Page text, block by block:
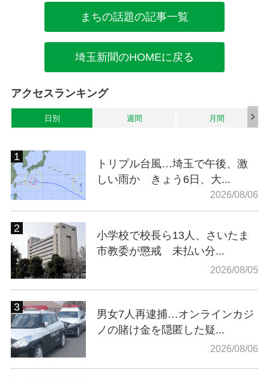
まちの話題の記事一覧
埼玉新聞のHOMEに戻る
アクセスランキング
日別 週間 月間
トリプル台風…埼玉で午後、激
しい雨か きょう6日、大...
2026/08/06
小学校で校長ら13人、さいたま
市教委が懲戒 未払い分...
2026/08/05
男女7人再逮捕…オンラインカジ
ノの賭け金を隠匿した疑...
2026/08/06